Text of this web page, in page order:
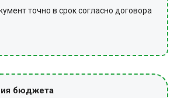
точно в срок согласно договора
бюджета